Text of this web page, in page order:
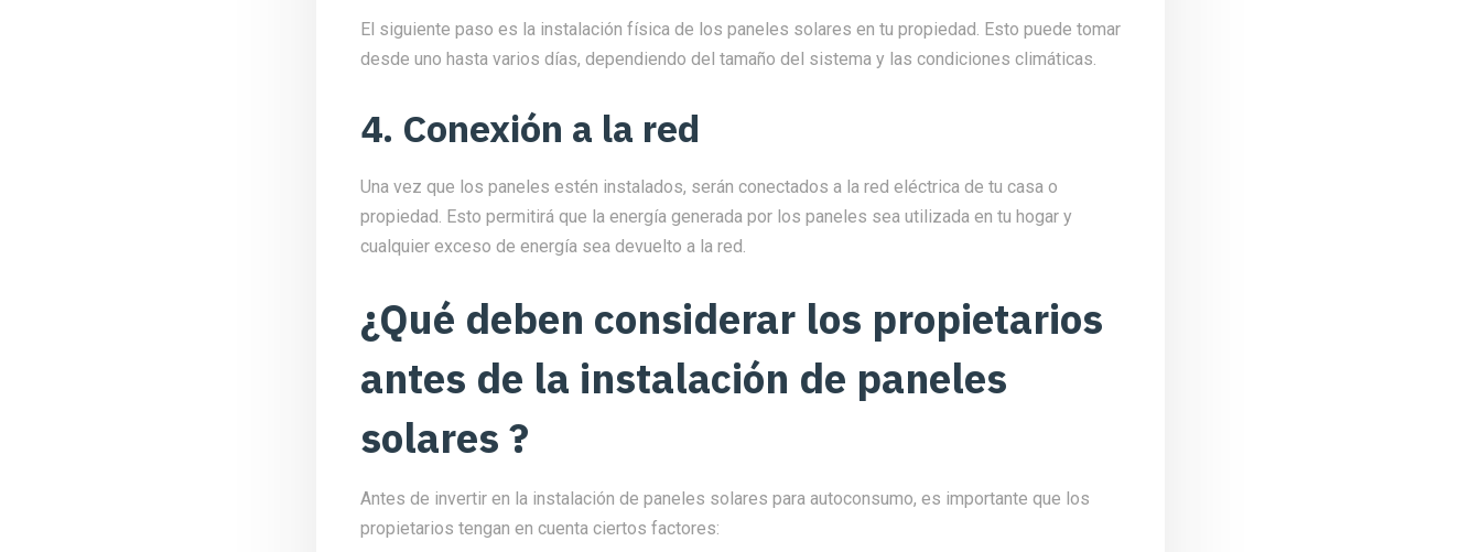
El siguiente paso es la instalación física de los paneles solares en tu propiedad. Esto puede tomar
desde uno hasta varios días, dependiendo del tamaño del sistema y las condiciones climáticas.
4. Conexión a la red
Una vez que los paneles estén instalados, serán conectados a la red eléctrica de tu casa o
propiedad. Esto permitirá que la energía generada por los paneles sea utilizada en tu hogar y
cualquier exceso de energía sea devuelto a la red.
¿Qué deben considerar los propietarios
antes de la instalación de paneles
solares ?
Antes de invertir en la instalación de paneles solares para autoconsumo, es importante que los
propietarios tengan en cuenta ciertos factores: